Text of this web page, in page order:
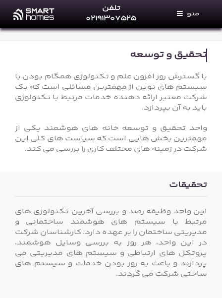
content
تلفن
۰۲۱۹۱۳۰۷۵۲۵
منو
خانه های هوشمند
خدمات ما
فروشگاه
مجله خانه‌های هوشمند
تماس با ما
با گسترش روز افزون علم و تکنولوژی همگام بودن با
سیستم های نوین از مهمترین مسائلی است که یک
شرکت معتبر ارائه دهنده خدمات مرتبط با تکنولوژی
باید به آن بپردازد.
واحد تحقیق و توسعه خانه های هوشمند یکی از
مهمترین بخش هایی است که سیاست های کلی این
شرکت در زمینه های مختلف کاری را بررسی می کند.
تحقیقات
این واحد وظیفه رصد و بررسی آخرین تکنولوژی های
مرتبط با سیستم های هوشمند ساختمانی و
مدیریتی ساختمان را بر عهده دارد. کارشناسان شرکت
در این واحد، هر روز به بررسی وسایل هوشمند،
پروتکل های ارتباطی و سیستم های مدیریتی می
پردازند و باعث به روز بودن خدمات و سیستم های
ساختی شرکت می گردند.